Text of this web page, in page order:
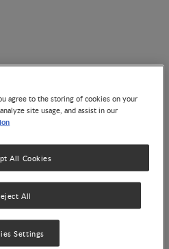
et
sensoriel
Dr. Carole BRU
Dr. Kanteng
agree to the storing of cookies on your
site usage, and assist in our
All
All Cookies
Settings